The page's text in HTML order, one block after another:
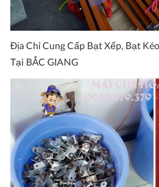
Địa Chỉ Cung Cấp Bạt Xếp, Bạt
Tại BẮC GIANG